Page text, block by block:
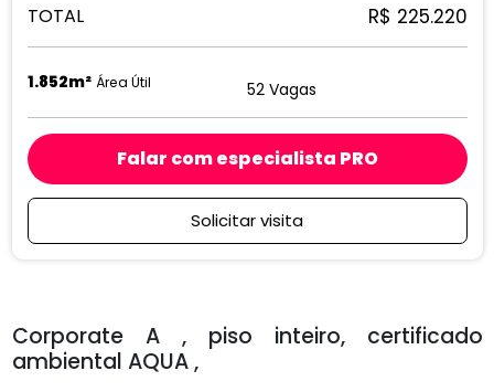
TOTAL
R$ 225.220
1.852m² Área Útil 52 Vagas
Falar com especialista PRO
Solicitar visita
Corporate A , piso inteiro, certificado
ambiental AQUA ,